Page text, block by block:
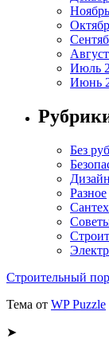
Июль
Июнь
Без
Разное
Строительный
Тема от WP Puzzle
➤